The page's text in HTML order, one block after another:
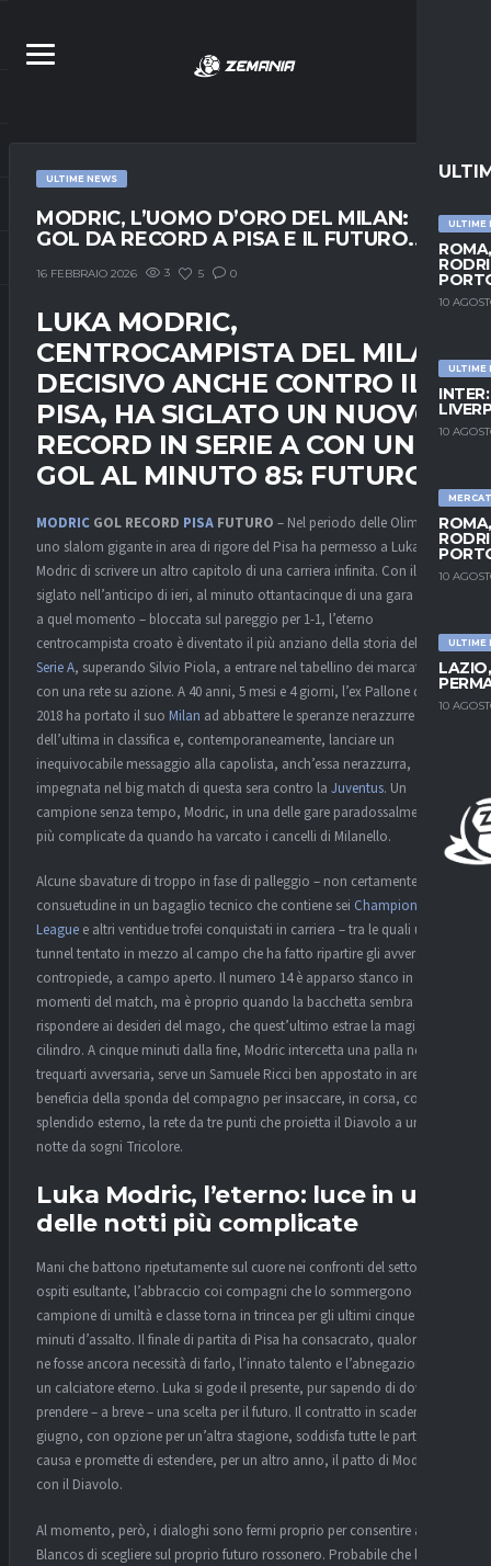
ULTIME
10
ULTIME
10
10
ULTIME
10
ULTIME NEWS
MODRIC, L’UOMO D’ORO DEL MILAN:
GOL DA RECORD A PISA E IL FUTURO..
16 FEBBRAIO 2026 3 5 0
LUKA MODRIC,
CENTROCAMPISTA DEL MILAN
DECISIVO ANCHE CONTRO IL
PISA, HA SIGLATO UN NUOVO
RECORD IN SERIE A CON UN
GOL AL MINUTO 85: FUTURO…
MODRIC GOL RECORD PISA FUTURO – Nel periodo delle Olimpiadi,
uno slalom gigante in area di rigore del Pisa ha permesso a Luka
Modric di scrivere un altro capitolo di una carriera infinita. Con il gol
siglato nell’anticipo di ieri, al minuto ottantacinque di una gara – fino
a quel momento – bloccata sul pareggio per 1-1, l’eterno
centrocampista croato è diventato il più anziano della storia della
Serie A, superando Silvio Piola, a entrare nel tabellino dei marcatori
con una rete su azione. A 40 anni, 5 mesi e 4 giorni, l’ex Pallone d’Oro
2018 ha portato il suo Milan ad abbattere le speranze nerazzurre
dell’ultima in classifica e, contemporaneamente, lanciare un
inequivocabile messaggio alla capolista, anch’essa nerazzurra,
impegnata nel big match di questa sera contro la Juventus. Un
campione senza tempo, Modric, in una delle gare paradossalmente
più complicate da quando ha varcato i cancelli di Milanello.
Alcune sbavature di troppo in fase di palleggio – non certamente
consuetudine in un bagaglio tecnico che contiene sei Champions
League e altri ventidue trofei conquistati in carriera – tra le quali un
tunnel tentato in mezzo al campo che ha fatto ripartire gli avversari in
contropiede, a campo aperto. Il numero 14 è apparso stanco in diversi
momenti del match, ma è proprio quando la bacchetta sembra non
rispondere ai desideri del mago, che quest’ultimo estrae la magia dal
cilindro. A cinque minuti dalla fine, Modric intercetta una palla nella
trequarti avversaria, serve un Samuele Ricci ben appostato in area e
beneficia della sponda del compagno per insaccare, in corsa, con uno
splendido esterno, la rete da tre punti che proietta il Diavolo a una
notte da sogni Tricolore.
Luka Modric, l’eterno: luce in una
delle notti più complicate
Mani che battono ripetutamente sul cuore nei confronti del settore
ospiti esultante, l’abbraccio coi compagni che lo sommergono e il
campione di umiltà e classe torna in trincea per gli ultimi cinque
minuti d’assalto. Il finale di partita di Pisa ha consacrato, qualora ce
ne fosse ancora necessità di farlo, l’innato talento e l’abnegazione di
un calciatore eterno. Luka si gode il presente, pur sapendo di dover
prendere – a breve – una scelta per il futuro. Il contratto in scadenza a
giugno, con opzione per un’altra stagione, soddisfa tutte le parti in
causa e promette di estendere, per un altro anno, il patto di Modric
con il Diavolo.
Al momento, però, i dialoghi sono fermi proprio per consentire all’ex
Blancos di scegliere sul proprio futuro rossonero. Probabile che le parti